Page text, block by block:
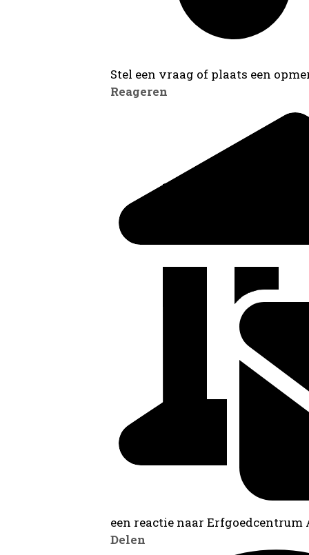
Stel een vraag of plaats een
Reageren
een reactie naar
Delen